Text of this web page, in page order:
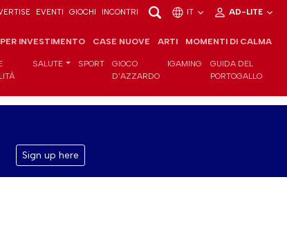
EVENTI GIOCHI INCONTRI IT AD-LITE
INVESTIMENTO CASE NUOVE ARTI MOMENTI DI CALMA
SALUTE SPORT
GIOCO
D'AZZARDO
IGAMING
GUIDA DEL
PORTOGALLO
Sign up here